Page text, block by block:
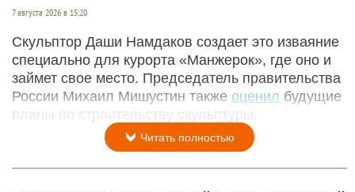
7 августа 2026 в 15:20
Скульптор Даши Намдаков создает это изваяние
специально для курорта «Манжерок», где оно и
займет свое место. Председатель правительства
России Михаил Мишустин также оценил будущие
планы по строительству скульптуры.
Читать полностью